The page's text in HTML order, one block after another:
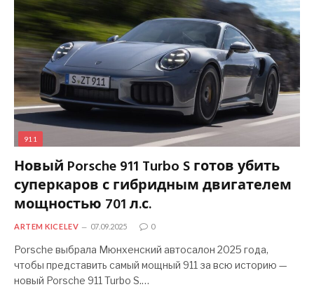
911
Новый Porsche 911 Turbo S готов убить
суперкаров с гибридным двигателем
мощностью 701 л.с.
ARTEM KICELEV 07.09.2025 0
Porsche выбрала Мюнхенский автосалон 2025 года,
чтобы представить самый мощный 911 за всю историю —
новый Porsche 911 Turbo S.…